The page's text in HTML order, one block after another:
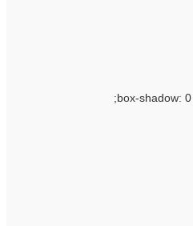
box-